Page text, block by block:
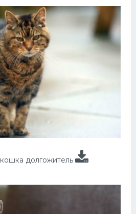
долгожитель